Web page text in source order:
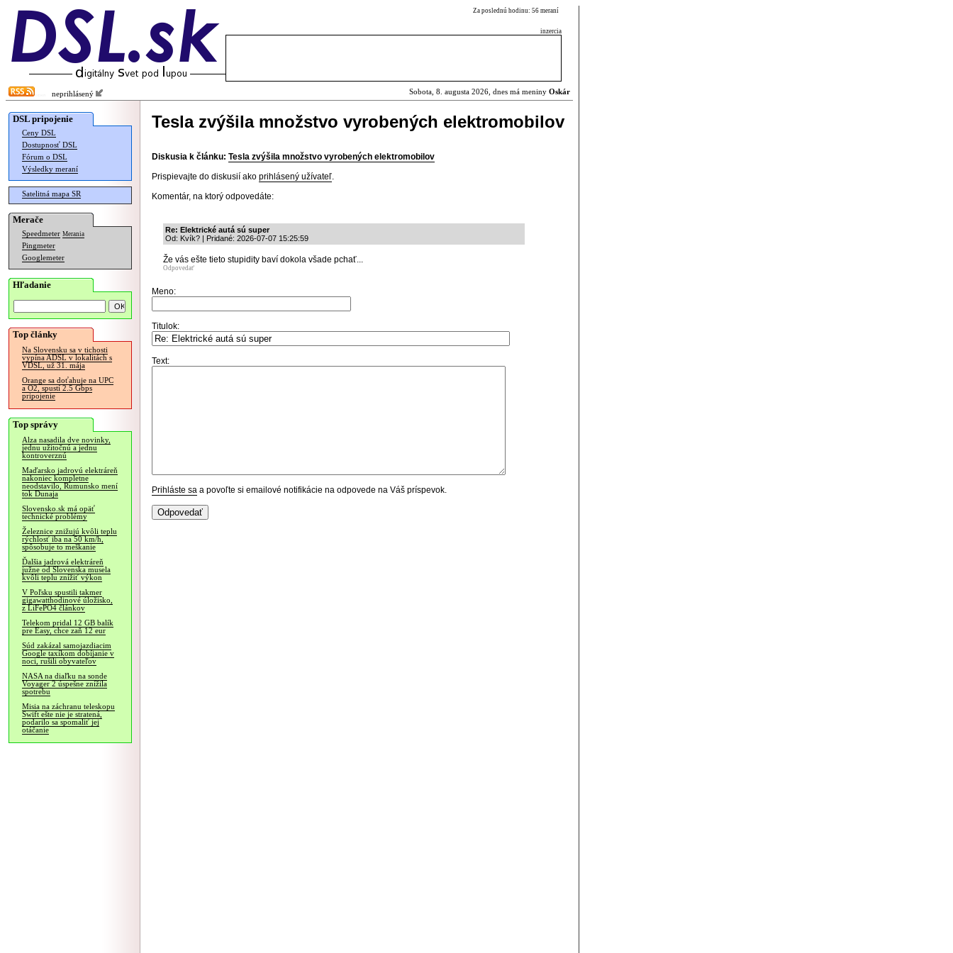
Za poslednú hodinu: 56 meraní
inzercia
neprihlásený Sobota, 8. augusta 2026, dnes má meniny Oskár
DSL pripojenie
Ceny DSL
Dostupnosť DSL
Fórum o DSL
Výsledky meraní
Satelitná mapa SR
Merače
Speedmeter Merania
Pingmeter
Googlemeter
Hľadanie
Top články
Na Slovensku sa v tichosti
vypína ADSL v lokalitách s
VDSL, už 31. mája
Orange sa doťahuje na UPC
a O2, spustí 2.5 Gbps
pripojenie
Top správy
Alza nasadila dve novinky,
jednu užitočnú a jednu
kontroverznú
Maďarsko jadrovú elektráreň
nakoniec kompletne
neodstavilo, Rumunsko mení
tok Dunaja
Slovensko.sk má opäť
technické problémy
Železnice znižujú kvôli teplu
rýchlosť iba na 50 km/h,
spôsobuje to meškanie
Ďalšia jadrová elektráreň
južne od Slovenska musela
kvôli teplu znížiť výkon
V Poľsku spustili takmer
gigawatthodinové úložisko,
z LiFePO4 článkov
Telekom pridal 12 GB balík
pre Easy, chce zaň 12 eur
Súd zakázal samojazdiacim
Google taxíkom dobíjanie v
noci, rušili obyvateľov
NASA na diaľku na sonde
Voyager 2 úspešne znížila
spotrebu
Misia na záchranu teleskopu
Swift ešte nie je stratená,
podarilo sa spomaliť jej
otáčanie
Tesla zvýšila množstvo vyrobených elektromobilov
Diskusia k článku: Tesla zvýšila množstvo vyrobených elektromobilov
Prispievajte do diskusií ako prihlásený užívateľ.
Komentár, na ktorý odpovedáte:
Re: Elektrické autá sú super
Od: Kvík? | Pridané: 2026-07-07 15:25:59
Že vás ešte tieto stupidity baví dokola všade pchať...
Odpovedať
Meno:
Titulok:
Text:
Prihláste sa a povoľte si emailové notifikácie na odpovede na Váš príspevok.